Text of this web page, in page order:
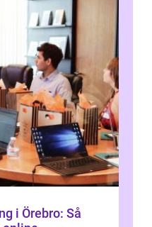
i Örebro: Så